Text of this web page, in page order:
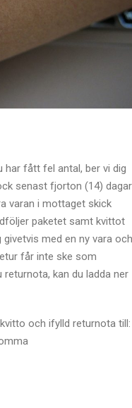
har fått fel antal, ber vi dig
senast fjorton (14) dagar
varan i mottaget skick
paketet samt kvittot
med en ny vara och
får inte ske som
kan du ladda ner
och ifylld returnota till: